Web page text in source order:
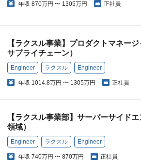
年収 870万円 〜 1305万円 正社員
【ラクスル事業】プロダクトマネー
サプライチェーン）
Engineer ラクスル Engineer
年収 1014.8万円 〜 1305万円 正社員
【ラクスル事業部】サーバーサイド
領域）
Engineer ラクスル Engineer
年収 740万円 〜 870万円 正社員